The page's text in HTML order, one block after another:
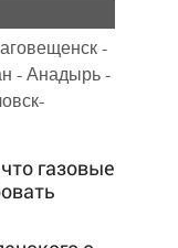
-
-Анадырь-
газовые